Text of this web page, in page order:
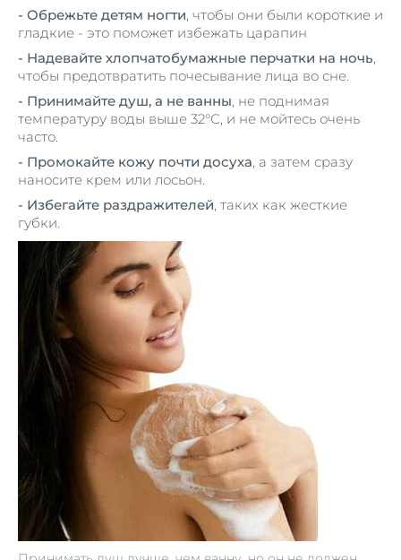
- Обрежьте детям ногти, чтобы они были короткие и
гладкие - это поможет избежать царапин
- Надевайте хлопчатобумажные перчатки на ночь,
чтобы предотвратить почесывание лица во сне.
- Принимайте душ, а не ванны, не поднимая
температуру воды выше 32°С, и не мойтесь очень
часто.
- Промокайте кожу почти досуха, а затем сразу
наносите крем или лосьон.
- Избегайте раздражителей, таких как жесткие
губки.